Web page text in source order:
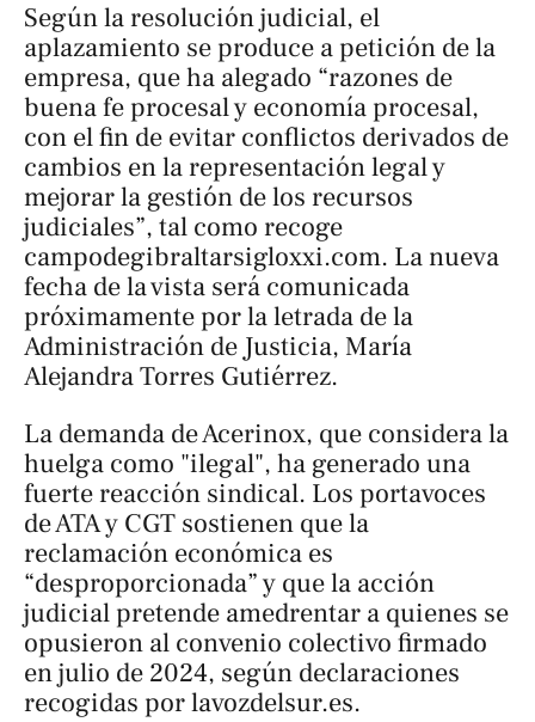
Según la resolución judicial, el
aplazamiento se produce a petición de la
empresa, que ha alegado “razones de
buena fe procesal y economía procesal,
con el fin de evitar conflictos derivados de
cambios en la representación legal y
mejorar la gestión de los recursos
judiciales”, tal como recoge
campodegibraltarsigloxxi.com. La nueva
fecha de la vista será comunicada
próximamente por la letrada de la
Administración de Justicia, María
Alejandra Torres Gutiérrez.
La demanda de Acerinox, que considera la
huelga como "ilegal", ha generado una
fuerte reacción sindical. Los portavoces
de ATA y CGT sostienen que la
reclamación económica es
“desproporcionada” y que la acción
judicial pretende amedrentar a quienes se
opusieron al convenio colectivo firmado
en julio de 2024, según declaraciones
recogidas porlavozdelsur.es.